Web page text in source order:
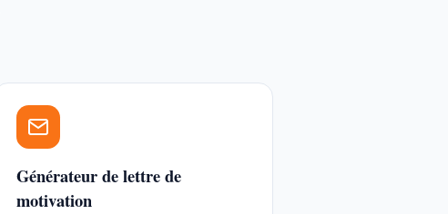
Générateur de lettre de
motivation